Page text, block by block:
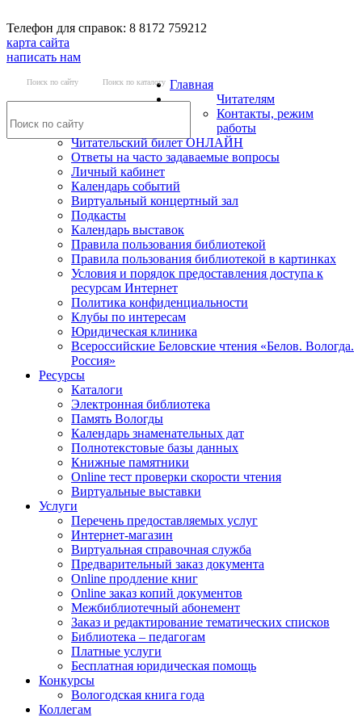
Телефон для справок: 8 8172 759212
карта сайта
написать нам
Поиск по сайту Поиск по каталогу Главная
Читателям
Контакты, режим
работы
Читательский билет ОНЛАЙН
Ответы на часто задаваемые вопросы
Личный кабинет
Календарь событий
Виртуальный концертный зал
Подкасты
Календарь выставок
Правила пользования библиотекой
Правила пользования библиотекой в картинках
Условия и порядок предоставления доступа к
ресурсам Интернет
Политика конфиденциальности
Клубы по интересам
Юридическая клиника
Всероссийские Беловские чтения «Белов. Вологда.
Россия»
Ресурсы
Каталоги
Электронная библиотека
Память Вологды
Календарь знаменательных дат
Полнотекстовые базы данных
Книжные памятники
Online тест проверки скорости чтения
Виртуальные выставки
Услуги
Перечень предоставляемых услуг
Интернет-магазин
Виртуальная справочная служба
Предварительный заказ документа
Online продление книг
Online заказ копий документов
Межбиблиотечный абонемент
Заказ и редактирование тематических списков
Библиотека – педагогам
Платные услуги
Бесплатная юридическая помощь
Конкурсы
Вологодская книга года
Коллегам